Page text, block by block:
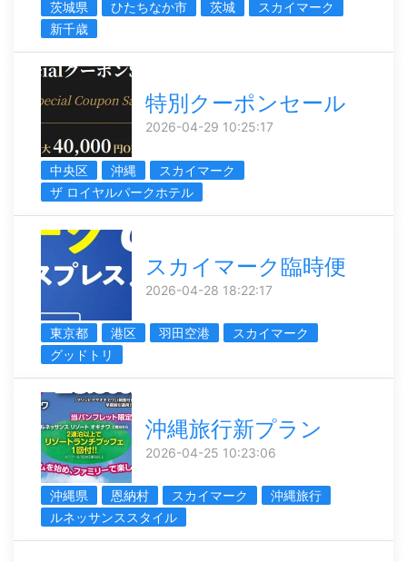
茨城県 ひたちなか市 茨城
スカイマーク
新千歳
特別クーポンセール
2026-04-29 10:25:17
中央区 沖縄
スカイマーク
ザ ロイヤルパークホテル
スカイマーク臨時便
2026-04-28 18:22:17
東京都 港区 羽田空港
スカイマーク
グッドトリ
沖縄旅行新プラン
2026-04-25 10:23:06
沖縄県 恩納村 スカイマーク
沖縄旅行
ルネッサンススタイル